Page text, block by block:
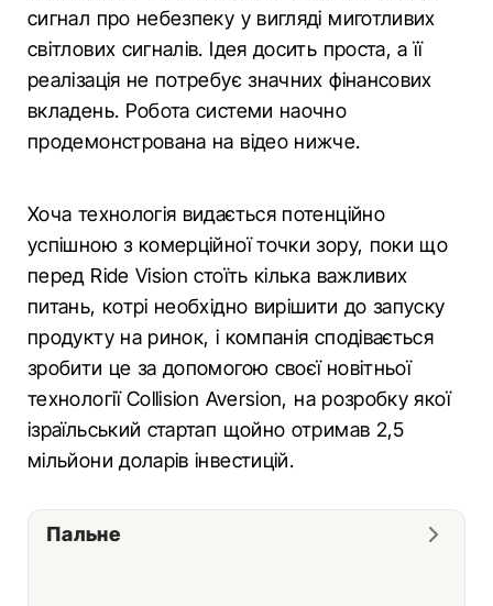
сигнал про небезпеку у вигляді миготливих
світлових сигналів. Ідея досить проста, а її
реалізація не потребує значних фінансових
вкладень. Робота системи наочно
продемонстрована на відео нижче.
Хоча технологія видається потенційно
успішною з комерційної точки зору, поки що
перед Ride Vision стоїть кілька важливих
питань, котрі необхідно вирішити до запуску
продукту на ринок, і компанія сподівається
зробити це за допомогою своєї новітньої
технології Collision Aversion, на розробку якої
ізраїльський стартап щойно отримав 2,5
мільйони доларів інвестицій.
Пальне